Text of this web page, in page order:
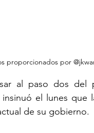
proporcionados por
al paso dos del
el lunes que
de su gobierno.